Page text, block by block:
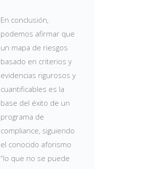
En conclusión,
podemos afirmar que
un mapa de riesgos
basado en criterios y
evidencias rigurosos y
cuantificables es la
base del éxito de un
programa de
compliance, siguiendo
el conocido aforismo
“lo que no se puede